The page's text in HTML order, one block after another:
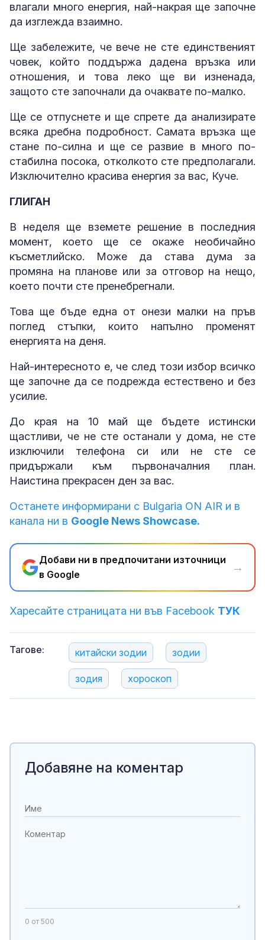
влагали много енергия, най-накрая ще започне
да изглежда взаимно.
Ще забележите, че вече не сте единственият
човек, който поддържа дадена връзка или
отношения, и това леко ще ви изненада,
защото сте започнали да очаквате по-малко.
Ще се отпуснете и ще спрете да анализирате
всяка дребна подробност. Самата връзка ще
стане по-силна и ще се развие в много по-
стабилна посока, отколкото сте предполагали.
Изключително красива енергия за вас, Куче.
ГЛИГАН
В неделя ще вземете решение в последния
момент, което ще се окаже необичайно
късметлийско. Може да става дума за
промяна на планове или за отговор на нещо,
което почти сте пренебрегнали.
Това ще бъде една от онези малки на пръв
поглед стъпки, които напълно променят
енергията на деня.
Най-интересното е, че след този избор всичко
ще започне да се подрежда естествено и без
усилие.
До края на 10 май ще бъдете истински
щастливи, че не сте останали у дома, не сте
изключили телефона си или не сте се
придържали към първоначалния план.
Наистина прекрасен ден за вас.
Останете информирани с Bulgaria ON AIR и в
канала ни в Google News Showcase.
Добави ни в предпочитани източници
в Google
→
Харесайте страницата ни във Facebook ТУК
Тагове: китайски зодии зодии
зодия хороскоп
Добавяне на коментар
0 от 500